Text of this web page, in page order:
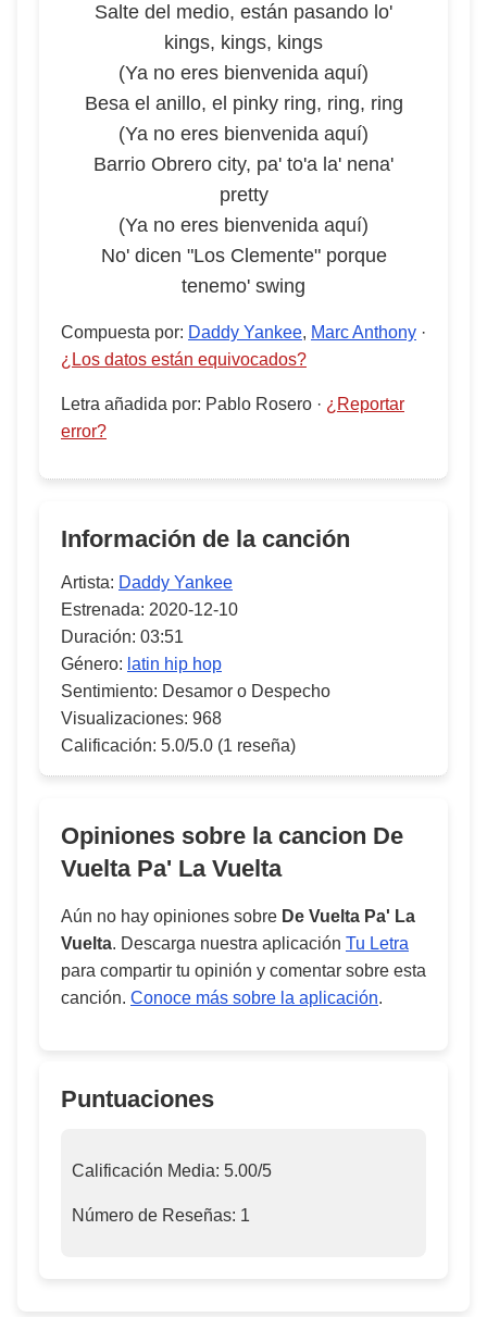
Salte del medio, están pasando lo'
kings, kings, kings
(Ya no eres bienvenida aquí)
Besa el anillo, el pinky ring, ring, ring
(Ya no eres bienvenida aquí)
Barrio Obrero city, pa' to'a la' nena'
pretty
(Ya no eres bienvenida aquí)
No' dicen "Los Clemente" porque
tenemo' swing
Compuesta por: Daddy Yankee, Marc Anthony ·
¿Los datos están equivocados?
Letra añadida por: Pablo Rosero · ¿Reportar
error?
Información de la canción
Artista: Daddy Yankee
Estrenada: 2020-12-10
Duración: 03:51
Género: latin hip hop
Sentimiento: Desamor o Despecho
Visualizaciones: 968
Calificación: 5.0/5.0 (1 reseña)
Opiniones sobre la cancion De
Vuelta Pa' La Vuelta
Aún no hay opiniones sobre De Vuelta Pa' La
Vuelta. Descarga nuestra aplicación Tu Letra
para compartir tu opinión y comentar sobre esta
canción. Conoce más sobre la aplicación.
Puntuaciones
Calificación Media: 5.00/5
Número de Reseñas: 1